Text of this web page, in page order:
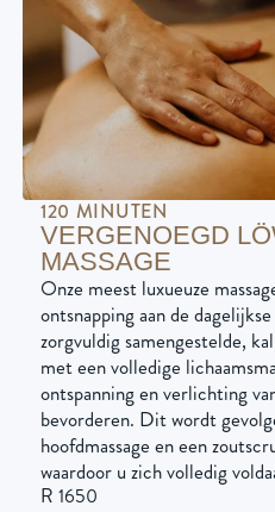
120 MINUTEN
VERGENOEGD
MASSAGE
Onze meest luxueuze
ontsnapping aan de
zorgvuldig samengestelde,
met een volledige
ontspanning en verlichting
bevorderen. Dit wordt
hoofdmassage en een
waardoor u zich volledig
R 1650